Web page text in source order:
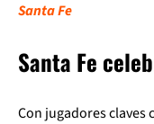
Santa Fe
Santa Fe
Con jugadores claves